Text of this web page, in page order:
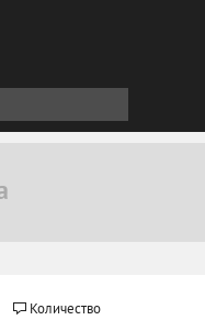
Количество